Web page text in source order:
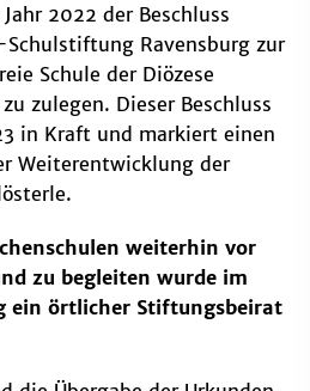
2022 der Beschluss
Ravensburg zur
Schule der Diözese
zulegen. Dieser Beschluss
in Kraft und markiert einen
Weiterentwicklung der
weiterhin vor
zu begleiten wurde im
ein örtlicher Stiftungsbeirat